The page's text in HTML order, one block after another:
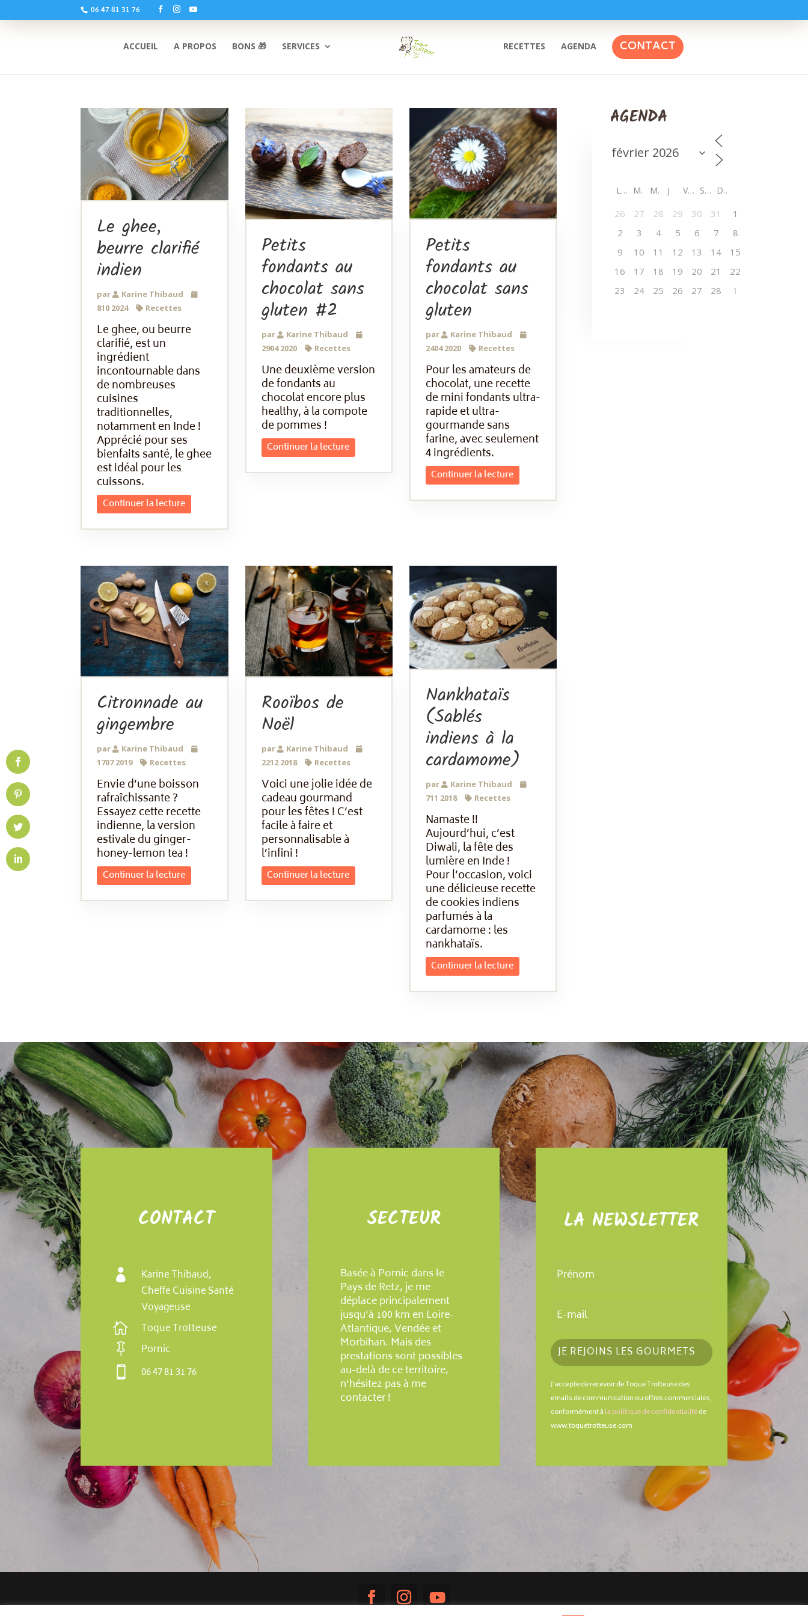
06 47 81 31 76
ACCUEIL A PROPOS BONS 🎁 SERVICES RECETTES AGENDA CONTACT
Le ghee,
beurre clarifié
indien
par
Karine Thibaud
810 2024
Recettes
Le ghee, ou beurre
clarifié, est un
ingrédient
incontournable dans
de nombreuses
cuisines
traditionnelles,
notamment en Inde !
Apprécié pour ses
bienfaits santé, le ghee
est idéal pour les
cuissons.
Continuer la lecture
Petits
fondants au
chocolat sans
gluten #2
par
Karine Thibaud
2904 2020
Recettes
Une deuxième version
de fondants au
chocolat encore plus
healthy, à la compote
de pommes !
Continuer la lecture
Petits
fondants au
chocolat sans
gluten
par
Karine Thibaud
2404 2020
Recettes
Pour les amateurs de
chocolat, une recette
de mini fondants ultra-
rapide et ultra-
gourmande sans
farine, avec seulement
4 ingrédients.
Continuer la lecture
Citronnade au
gingembre
par
Karine Thibaud
1707 2019
Recettes
Envie d’une boisson
rafraîchissante ?
Essayez cette recette
indienne, la version
estivale du ginger-
honey-lemon tea !
Continuer la lecture
Rooïbos de
Noël
par
Karine Thibaud
2212 2018
Recettes
Voici une jolie idée de
cadeau gourmand
pour les fêtes ! C’est
facile à faire et
personnalisable à
l’infini !
Continuer la lecture
Nankhataïs
(Sablés
indiens à la
cardamome)
par
Karine Thibaud
711 2018
Recettes
Namaste !!
Aujourd’hui, c’est
Diwali, la fête des
lumière en Inde !
Pour l’occasion, voici
une délicieuse recette
de cookies indiens
parfumés à la
cardamome : les
nankhataïs.
Continuer la lecture
AGENDA
L M M J V S D
26 27 28 29 30 31
1
2
3 4 5 6 7
8
9
10 11 12 13 14
15
16
17 18 19 20 21
22
23
24 25 26 27 28 1
CONTACT

Karine Thibaud,
Cheffe Cuisine Santé
Voyageuse
 Toque Trotteuse
 Pornic
 06 47 81 31 76
SECTEUR
Basée à Pornic dans le
Pays de Retz, je me
déplace principalement
jusqu'à 100 km en Loire-
Atlantique, Vendée et
Morbihan. Mais des
prestations sont possibles
au-delà de ce territoire,
n’hésitez pas à me
contacter !
LA NEWSLETTER
JE REJOINS LES GOURMETS
J'accepte de recevoir de Toque Trotteuse des
emails de communication ou offres commerciales,
conformément àla politique de confidentialitéde
www.toquetrotteuse.com